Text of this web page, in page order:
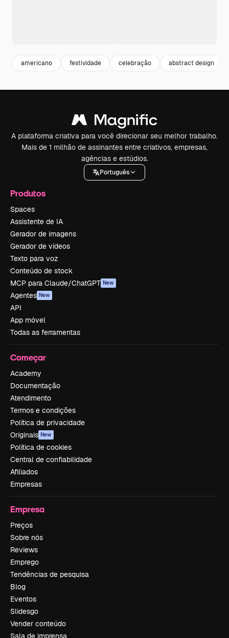
americano festividade celebração abstract design
A plataforma criativa para você direcionar seu melhor trabalho.
Mais de 1 milhão de assinantes entre criativos, empresas,
agências e estúdios.
Português
Produtos
Spaces
Assistente de IA
Gerador de imagens
Gerador de vídeos
Texto para voz
Conteúdo de stock
MCP para Claude/ChatGPT New
Agentes New
API
App móvel
Todas as ferramentas
Começar
Academy
Documentação
Atendimento
Termos e condições
Política de privacidade
Originais New
Política de cookies
Central de confiabilidade
Afiliados
Empresas
Empresa
Preços
Sobre nós
Reviews
Emprego
Tendências de pesquisa
Blog
Eventos
Slidesgo
Vender conteúdo
Sala de imprensa